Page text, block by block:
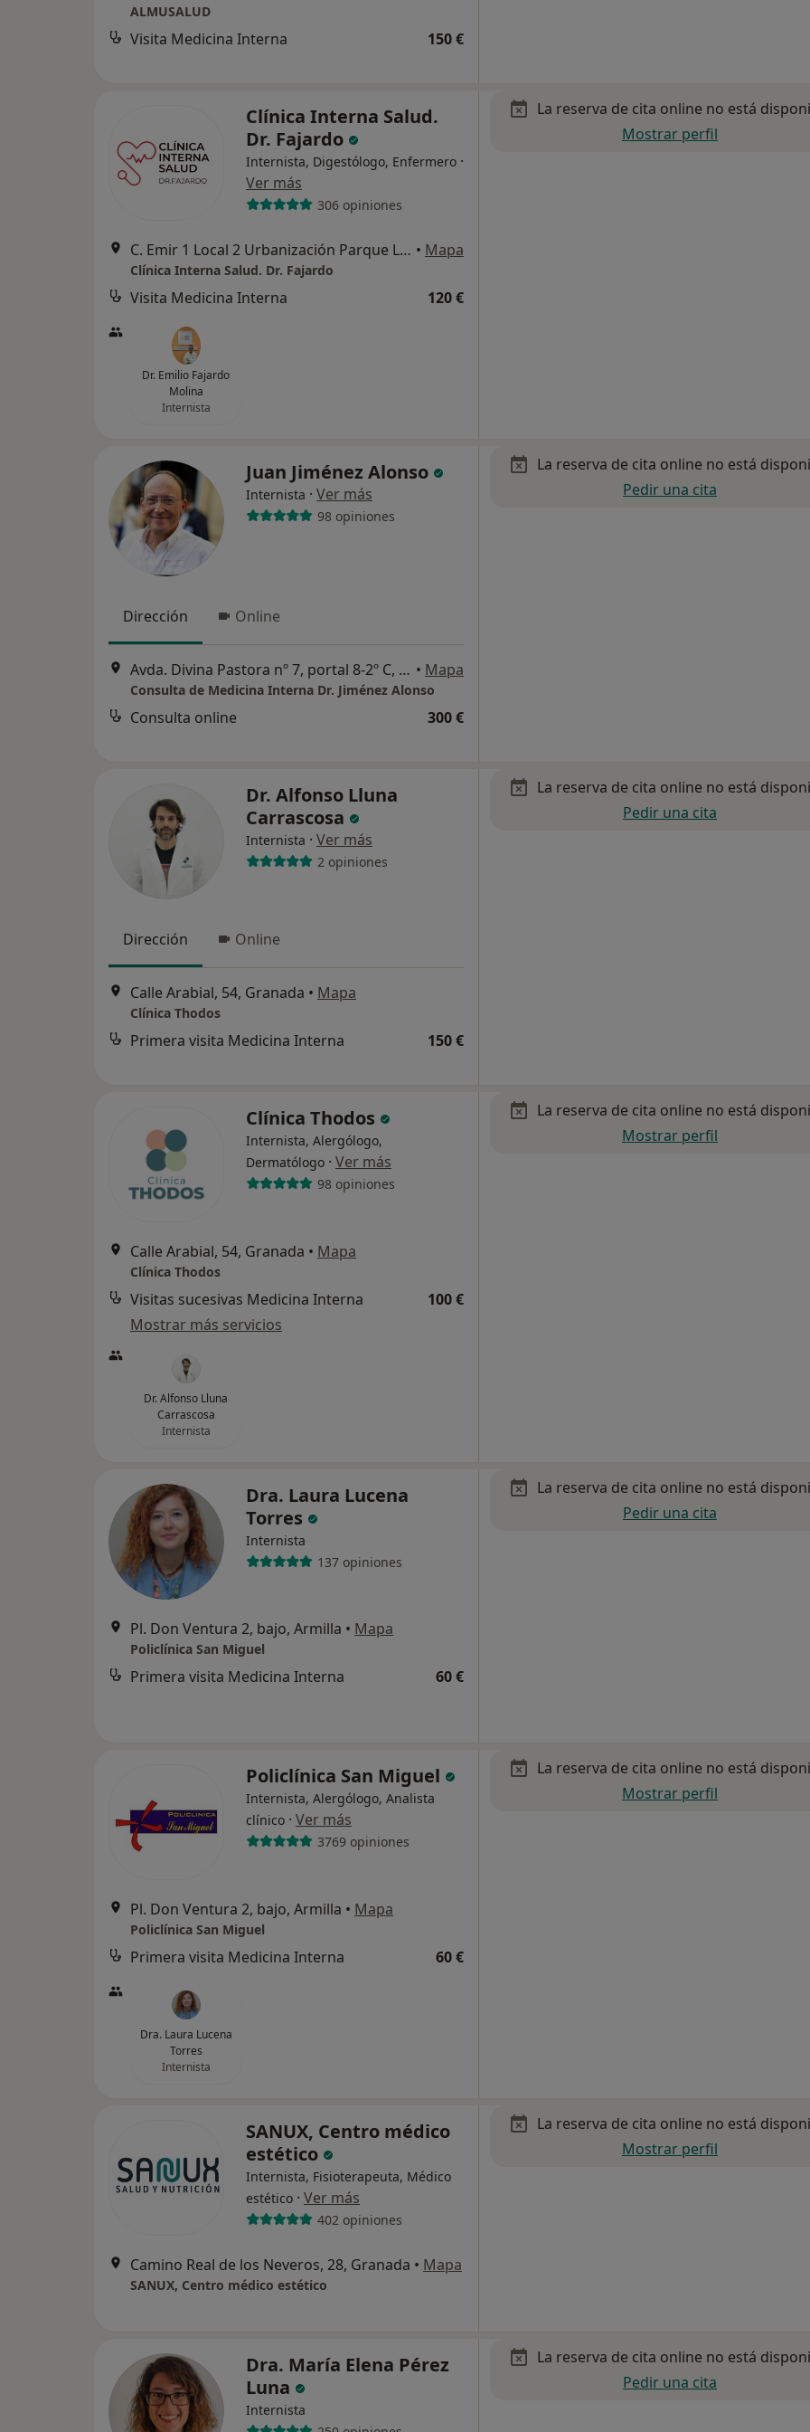
ALMUSALUD
Visita Medicina Interna 150 €
Clínica Interna Salud.
Dr. Fajardo
Internista, Digestólogo, Enfermero ·
Ver más
306 opiniones
C. Emir 1 Local 2 Urbanización Parque Lagos, Granada • Mapa
Clínica Interna Salud. Dr. Fajardo
Visita Medicina Interna 120 €
Dr. Emilio Fajardo
Molina
Internista
La reserva de cita online no está
Mostrar perfil
Juan Jiménez Alonso
Internista · Ver más
98 opiniones
Dirección Online
Avda. Divina Pastora nº 7, portal 8-2º C, Granada • Mapa
Consulta de Medicina Interna Dr. Jiménez Alonso
Consulta online 300 €
La reserva de cita online no está
Pedir una cita
Dr. Alfonso Lluna
Carrascosa
Internista · Ver más
2 opiniones
Dirección Online
Calle Arabial, 54, Granada • Mapa
Clínica Thodos
Primera visita Medicina Interna 150 €
La reserva de cita online no está
Pedir una cita
Clínica Thodos
Internista, Alergólogo,
Dermatólogo · Ver más
98 opiniones
Calle Arabial, 54, Granada • Mapa
Clínica Thodos
Visitas sucesivas Medicina Interna
100 €
Mostrar más servicios
Dr. Alfonso Lluna
Carrascosa
Internista
La reserva de cita online no está
Mostrar perfil
Dra. Laura Lucena
Torres
Internista
137 opiniones
Pl. Don Ventura 2, bajo, Armilla • Mapa
Policlínica San Miguel
Primera visita Medicina Interna 60 €
La reserva de cita online no está
Pedir una cita
Policlínica San Miguel
Internista, Alergólogo, Analista
clínico · Ver más
3769 opiniones
Pl. Don Ventura 2, bajo, Armilla • Mapa
Policlínica San Miguel
Primera visita Medicina Interna 60 €
Dra. Laura Lucena
Torres
Internista
La reserva de cita online no está
Mostrar perfil
SANUX, Centro médico
estético
Internista, Fisioterapeuta, Médico
estético · Ver más
402 opiniones
Camino Real de los Neveros, 28, Granada • Mapa
SANUX, Centro médico estético
La reserva de cita online no está
Mostrar perfil
Dra. María Elena Pérez
Luna
Internista
La reserva de cita online no está
Pedir una cita